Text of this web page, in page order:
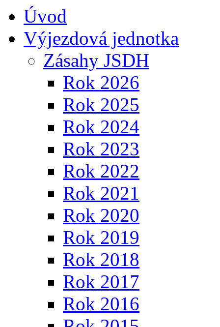
Úvod
Výjezdová jednotka
Zásahy JSDH
Rok 2026
Rok 2025
Rok 2024
Rok 2023
Rok 2022
Rok 2021
Rok 2020
Rok 2019
Rok 2018
Rok 2017
Rok 2016